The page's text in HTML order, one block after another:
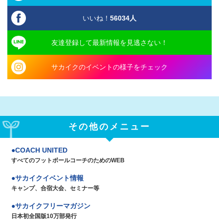
いいね！ 56034人
友達登録して最新情報を見逃さない！
サカイクのイベントの様子をチェック
その他のメニュー
COACH UNITED
すべてのフットボールコーチのためのWEB
サカイクイベント情報
キャンプ、合宿大会、セミナー等
サカイクフリーマガジン
日本初全国版10万部発行